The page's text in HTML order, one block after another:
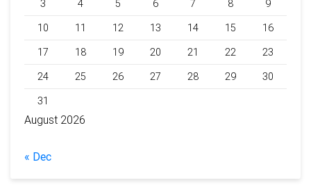
August 2026
3
4 5 6 7 8
9
10
11 12 13 14 15
16
17
18 19 20 21 22
23
24
25 26 27 28 29
30
31
« Dec